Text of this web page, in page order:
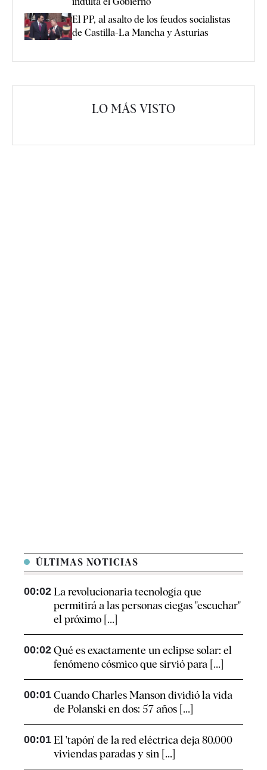
El PP, al asalto de los feudos socialistas
de Castilla-La Mancha y Asturias
LO MÁS VISTO
ÚLTIMAS NOTICIAS
00:02 La revolucionaria tecnología que
permitirá a las personas ciegas "escuchar"
el próximo [...]
00:02 Qué es exactamente un eclipse solar: el
fenómeno cósmico que sirvió para [...]
00:01 Cuando Charles Manson dividió la vida
de Polanski en dos: 57 años [...]
00:01 El 'tapón' de la red eléctrica deja 80.000
viviendas paradas y sin [...]